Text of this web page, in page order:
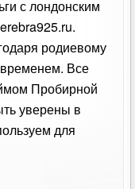
с лондонским
родиевому
Все
Пробирной
уверены в
для